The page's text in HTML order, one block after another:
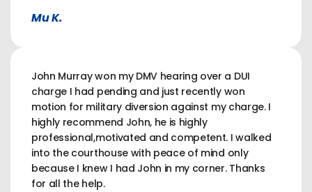
Mu K.
John Murray won my DMV hearing over a DUI
charge I had pending and just recently won
motion for military diversion against my charge. I
highly recommend John, he is highly
professional,motivated and competent. I walked
into the courthouse with peace of mind only
because I knew I had John in my corner. Thanks
for all the help.